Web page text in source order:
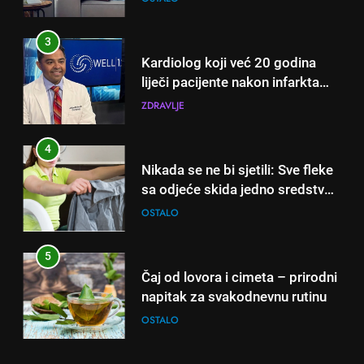
4
Nikada se ne bi sjetili: Sve fleke
sa odjeće skida jedno sredstvo
koje svi imamo u kući
OSTALO
5
Čaj od lovora i cimeta – prirodni
napitak za svakodnevnu rutinu
OSTALO
6
ČISTAČ JETRE: Uzmite gutljaj
na prazan stomak i crijeva će
raditi kao sat, zaboravit ćete na
OSTALO
5
Čaj od lovora i cimeta – prirodni
napitak za svakodnevnu rutinu